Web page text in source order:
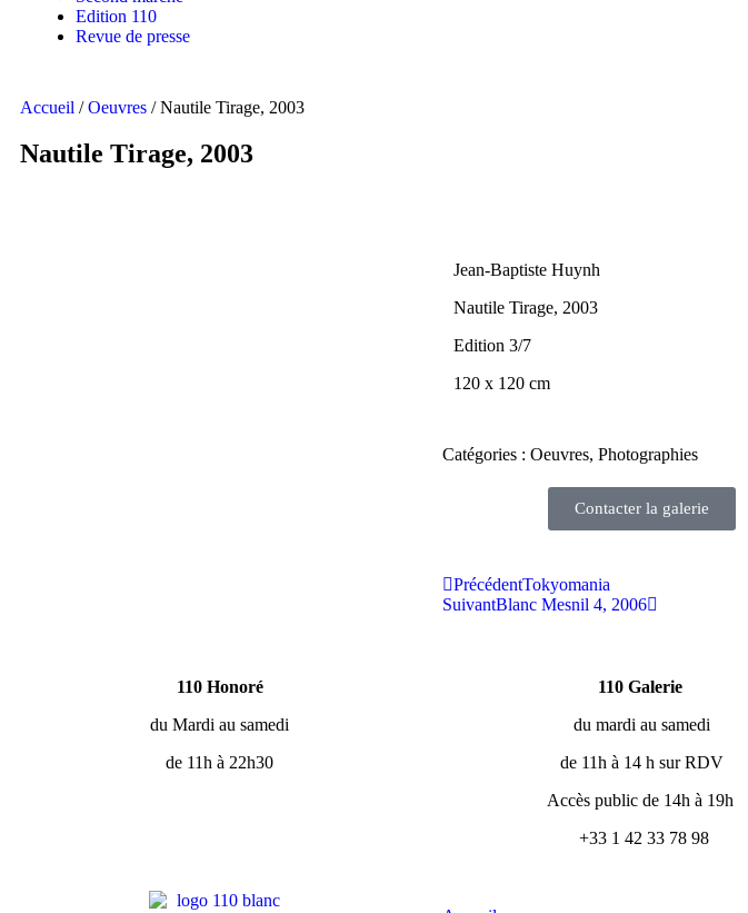
Edition 110
Revue de presse
Accueil /Oeuvres / Nautile Tirage, 2003
Nautile Tirage, 2003
Jean-Baptiste Huynh
Nautile Tirage, 2003
Edition 3/7
120 x 120 cm
Catégories : Oeuvres, Photographies
Contacter la galerie
PrécédentTokyomania
SuivantBlanc Mesnil 4, 2006
110 Honoré
du Mardi au samedi
de 11h à 22h30
110 Galerie
du mardi au samedi
de 11h à 14 h sur RDV
Accès public de 14h à 19h
+33 1 42 33 78 98